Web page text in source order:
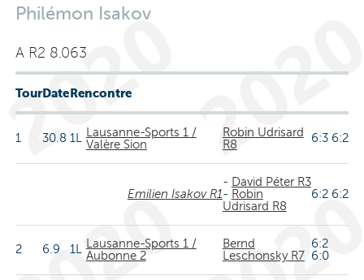
Philémon Isakov
A R2 8.063
TourDateRencontre
1 30.8 1L
Lausanne-Sports 1 /
Valère Sion
Robin Udrisard
R8
6:3 6:2
Emilien Isakov R1
- David Péter R3
- Robin
Udrisard R8
6:2 6:2
2 6.9 1L
Lausanne-Sports 1 /
Aubonne 2
Bernd
Leschonsky R7
6:2
6:0